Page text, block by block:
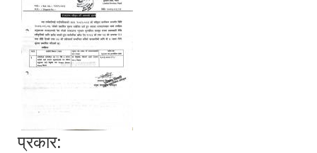
प्रकार: